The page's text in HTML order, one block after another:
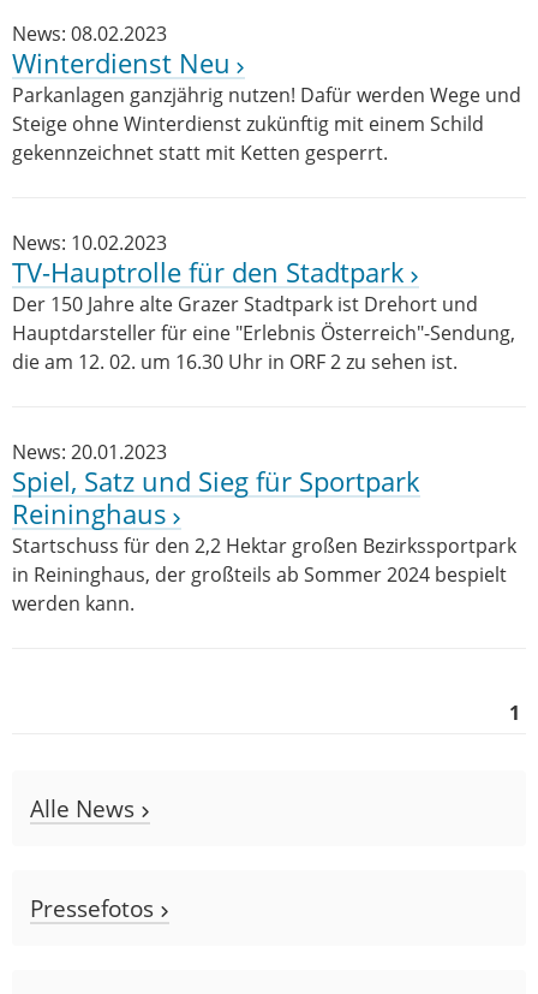
News: 08.02.2023
Winterdienst Neu
Parkanlagen ganzjährig nutzen! Dafür werden Wege und
Steige ohne Winterdienst zukünftig mit einem Schild
gekennzeichnet statt mit Ketten gesperrt.
News: 10.02.2023
TV-Hauptrolle für den Stadtpark
Der 150 Jahre alte Grazer Stadtpark ist Drehort und
Hauptdarsteller für eine "Erlebnis Österreich"-Sendung,
die am 12. 02. um 16.30 Uhr in ORF 2 zu sehen ist.
News: 20.01.2023
Spiel, Satz und Sieg für Sportpark
Reininghaus
Startschuss für den 2,2 Hektar großen Bezirkssportpark
in Reininghaus, der großteils ab Sommer 2024 bespielt
werden kann.
1
Alle News
Pressefotos